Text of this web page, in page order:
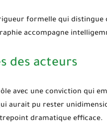
formelle qui
accompagne
des acteurs
avec une conviction qui
aurait pu rester
dramatique efficace.